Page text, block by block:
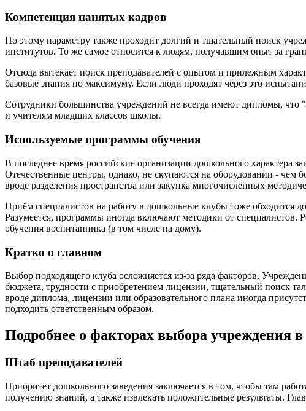
Компетенция нанятых кадров
По этому параметру также проходит долгий и тщательный поиск
институтов. То же самое относится к людям, получавшим опыт за
Отсюда вытекает поиск преподавателей с опытом и прилежным
базовые знания по максимуму. Если люди проходят через это
Сотрудники большинства учреждений не всегда имеют дипломы, что
и учителям младших классов школы.
Используемые программы обучения
В последнее время российские организации дошкольного характера
Отечественные центры, однако, не скупаются на оборудовании - чем
вроде разделения пространства или закупка многочисленных
Приём специалистов на работу в дошкольные клубы тоже обходится
Разумеется, программы иногда включают методики от специалистов.
обучения воспитанника (в том числе на дому).
Кратко о главном
Выбор подходящего клуба осложняется из-за ряда факторов.
бюджета, трудности с приобретением лицензии, тщательный поиск
вроде диплома, лицензии или образовательного плана иногда
подходить ответственным образом.
Подробнее о факторах выбора учреждения
Штаб преподавателей
Приоритет дошкольного заведения заключается в том, чтобы там
получению знаний, а также извлекать положительные результаты.